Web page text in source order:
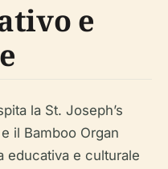
e
la St. Joseph’s
il Bamboo Organ
educativa e culturale